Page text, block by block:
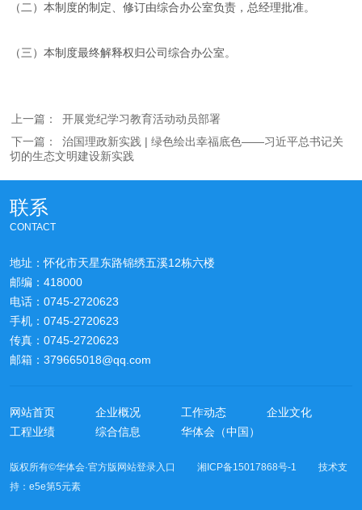
（二）本制度的制定、修订由综合办公室负责，总经理批准。
（三）本制度最终解释权归公司综合办公室。
上一篇：
开展党纪学习教育活动动员部署
下一篇：
治国理政新实践 | 绿色绘出幸福底色——习近平总书记关
切的生态文明建设新实践
联系
CONTACT
地址：怀化市天星东路锦绣五溪12栋六楼
邮编：418000
电话：0745-2720623
手机：0745-2720623
传真：0745-2720623
邮箱：379665018@qq.com
网站首页 企业概况 工作动态
企业文化
工程业绩
综合信息 华体会（中国）
版权所有©华体会·官方版网站登录入口 湘ICP备15017868号-1 技术支
持： e5e第5元素